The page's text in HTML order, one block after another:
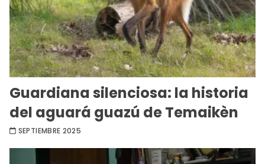
Guardiana silenciosa: la historia
del aguará guazú de Temaikèn
SEPTIEMBRE 2025